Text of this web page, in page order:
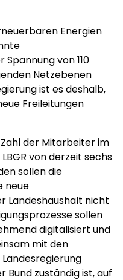
Energien
von 110
Netzebenen
ist es deshalb,
Freileitungen
der Mitarbeiter im
von derzeit sechs
sollen die
neue
Landeshaushalt nicht
sollen
digitalisiert und
mit den
Bund zuständig ist, auf